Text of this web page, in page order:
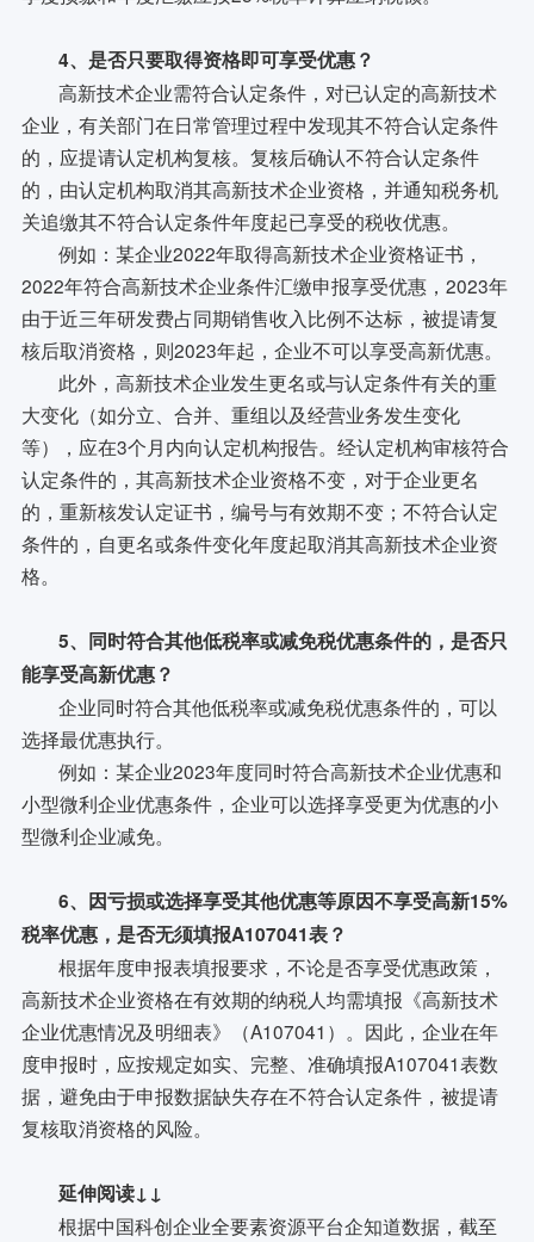
4、是否只要取得资格即可享受优惠？
高新技术企业需符合认定条件，对已认定的高新技术
企业，有关部门在日常管理过程中发现其不符合认定条件
的，应提请认定机构复核。复核后确认不符合认定条件
的，由认定机构取消其高新技术企业资格，并通知税务机
关追缴其不符合认定条件年度起已享受的税收优惠。
例如：某企业2022年取得高新技术企业资格证书，
2022年符合高新技术企业条件汇缴申报享受优惠，2023年
由于近三年研发费占同期销售收入比例不达标，被提请复
核后取消资格，则2023年起，企业不可以享受高新优惠。
此外，高新技术企业发生更名或与认定条件有关的重
大变化（如分立、合并、重组以及经营业务发生变化
等），应在3个月内向认定机构报告。经认定机构审核符合
认定条件的，其高新技术企业资格不变，对于企业更名
的，重新核发认定证书，编号与有效期不变；不符合认定
条件的，自更名或条件变化年度起取消其高新技术企业资
格。
5、同时符合其他低税率或减免税优惠条件的，是否只
能享受高新优惠？
企业同时符合其他低税率或减免税优惠条件的，可以
选择最优惠执行。
例如：某企业2023年度同时符合高新技术企业优惠和
小型微利企业优惠条件，企业可以选择享受更为优惠的小
型微利企业减免。
6、因亏损或选择享受其他优惠等原因不享受高新15%
税率优惠，是否无须填报A107041表？
根据年度申报表填报要求，不论是否享受优惠政策，
高新技术企业资格在有效期的纳税人均需填报《高新技术
企业优惠情况及明细表》（A107041）。因此，企业在年
度申报时，应按规定如实、完整、准确填报A107041表数
据，避免由于申报数据缺失存在不符合认定条件，被提请
复核取消资格的风险。
延伸阅读↓↓
根据中国科创企业全要素资源平台企知道数据，截至